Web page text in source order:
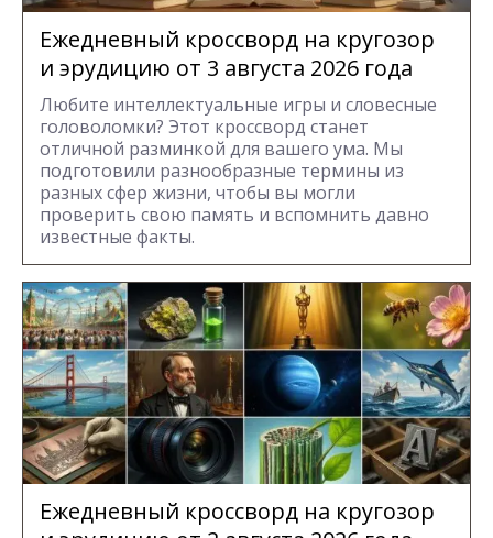
Ежедневный кроссворд на кругозор
и эрудицию от 3 августа 2026 года
Любите интеллектуальные игры и словесные
головоломки? Этот кроссворд станет
отличной разминкой для вашего ума. Мы
подготовили разнообразные термины из
разных сфер жизни, чтобы вы могли
проверить свою память и вспомнить давно
известные факты.
Ежедневный кроссворд на кругозор